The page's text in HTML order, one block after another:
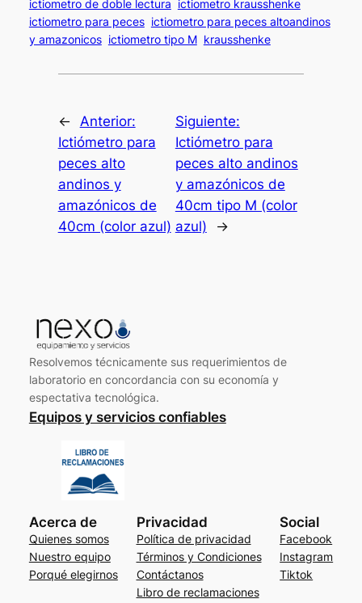
ictiometro de doble lectura ictiometro krausshenke
ictiometro para peces ictiometro para peces altoandinos
y amazonicos ictiometro tipo M krausshenke
←
Anterior:
Ictiómetro para
peces alto
andinos y
amazónicos de
40cm (color azul)
Siguiente:
Ictiómetro para
peces alto andinos
y amazónicos de
40cm tipo M (color
azul)
→
Resolvemos técnicamente sus requerimientos de
laboratorio en concordancia con su economía y
espectativa tecnológica.
Equipos y servicios confiables
Acerca de
Quienes somos
Nuestro equipo
Porqué elegirnos
Privacidad
Política de privacidad
Términos y Condiciones
Contáctanos
Libro de reclamaciones
Social
Facebook
Instagram
Tiktok